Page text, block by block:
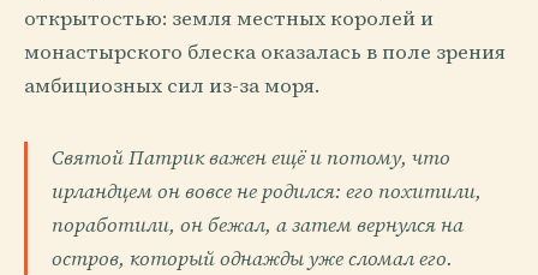
открытостью: земля местных королей и
монастырского блеска оказалась в поле зрения
амбициозных сил из-за моря.
Святой Патрик важен ещё и потому, что
ирландцем он вовсе не родился: его похитили,
поработили, он бежал, а затем вернулся на
остров, который однажды уже сломал его.